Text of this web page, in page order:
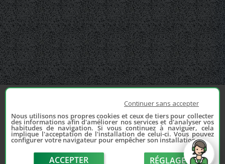
Continuer sans accepter
Nous utilisons nos propres cookies et ceux de tiers pour collecter
des informations afin d'améliorer nos services et d'analyser vos
habitudes de navigation. Si vous continuez à naviguer, cela
implique l'acceptation de l'installation de celui-ci. Vous pouvez
configurer votre navigateur pour empêcher son installation.
ACCEPTER RÉGLAGE